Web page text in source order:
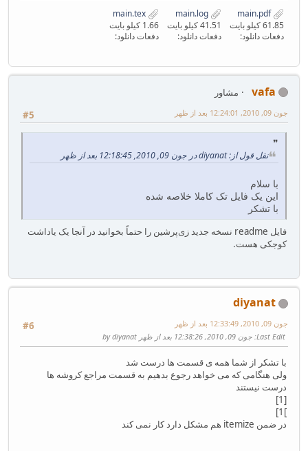
main.pdf
61.85 کیلو بایت
دفعات دانلود:
41.51 کیلو بایت
دفعات دانلود:
1.66 کیلو بایت
دفعات دانلود:
vafa
مشاور
#5
جون 09, 2010, 12:24:01 بعد از ظهر
نقل قول از: diyanat در جون 09, 2010, 12:18:45 بعد از ظهر
با سلام
این یک فایل تک کاملا خلاصه شده
با تشکر
فایل readme نسخه جدید زی‌پرشین را حتماً بخوانید در آنجا یک یاداشت
کوجکی هست.
diyanat
#6
جون 09, 2010, 12:33:49 بعد از ظهر
Last Edit: جون 09, 2010, 12:38:26 بعد از ظهر by diyanat
با تشکر از شما همه ی قسمت ها درست شد
ولی هنگامی که می خواهد رجوع بدهیم به قسمت مراجع کروشه ها
درست نیستند
[1]
]1]
در ضمن itemize هم مشکل دارد کار نمی کند